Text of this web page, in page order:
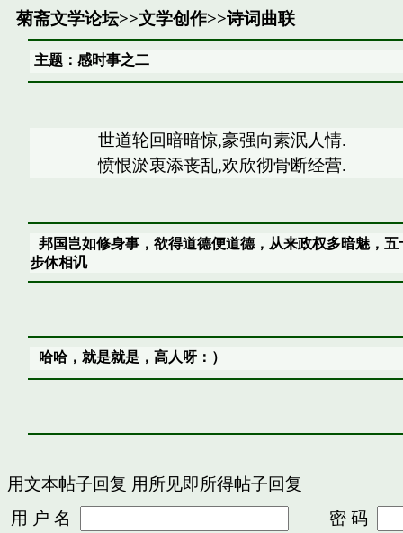
菊斋文学论坛>>文学创作>>诗词曲联
主题：感时事之二
世道轮回暗暗惊,豪强向素泯人
愤恨淤衷添丧乱,欢欣彻骨断经营.
邦国岂如修身事，欲得道德便道德，从来政权多暗魅，五
步休相讥
哈哈，就是就是，高人呀：）
用文本帖子回复 用所见即所得帖子回复
用 户 名
密 码